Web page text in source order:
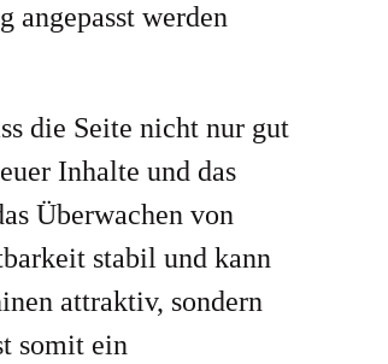
angepasst werden
die Seite nicht nur gut
Inhalte und das
Überwachen von
stabil und kann
attraktiv, sondern
somit ein